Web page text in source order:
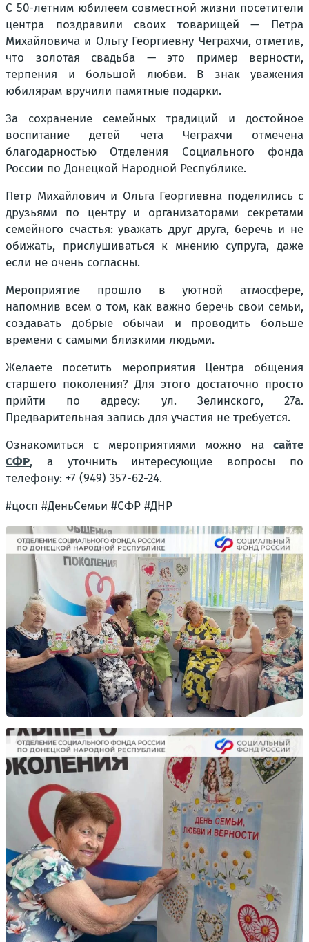
С 50-летним юбилеем совместной жизни посетители
центра поздравили своих товарищей — Петра
Михайловича и Ольгу Георгиевну Чеграхчи, отметив,
что золотая свадьба — это пример верности,
терпения и большой любви. В знак уважения
юбилярам вручили памятные подарки.
За сохранение семейных традиций и достойное
воспитание детей чета Чеграхчи отмечена
благодарностью Отделения Социального фонда
России по Донецкой Народной Республике.
Петр Михайлович и Ольга Георгиевна поделились с
друзьями по центру и организаторами секретами
семейного счастья: уважать друг друга, беречь и не
обижать, прислушиваться к мнению супруга, даже
если не очень согласны.
Мероприятие прошло в уютной атмосфере,
напомнив всем о том, как важно беречь свои семьи,
создавать добрые обычаи и проводить больше
времени с самыми близкими людьми.
Желаете посетить мероприятия Центра общения
старшего поколения? Для этого достаточно просто
прийти по адресу: ул. Зелинского, 27а.
Предварительная запись для участия не требуется.
Ознакомиться с мероприятиями можно на сайте
СФР, а уточнить интересующие вопросы по
телефону: +7 (949) 357-62-24.
#цосп #ДеньСемьи #СФР #ДНР